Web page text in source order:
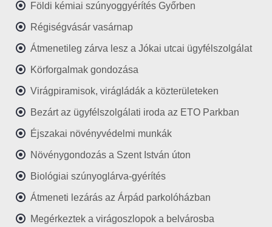
Földi kémiai szúnyoggyérítés Győrben
Régiségvásár vasárnap
Átmenetileg zárva lesz a Jókai utcai ügyfélszolgálat
Körforgalmak gondozása
Virágpiramisok, virágládák a közterületeken
Bezárt az ügyfélszolgálati iroda az ETO Parkban
Éjszakai növényvédelmi munkák
Növénygondozás a Szent István úton
Biológiai szúnyoglárva-gyérítés
Átmeneti lezárás az Árpád parkolóházban
Megérkeztek a virágoszlopok a belvárosba